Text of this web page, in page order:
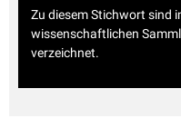
Zu diesem Stichwort sind
wissenschaftlichen
verzeichnet.